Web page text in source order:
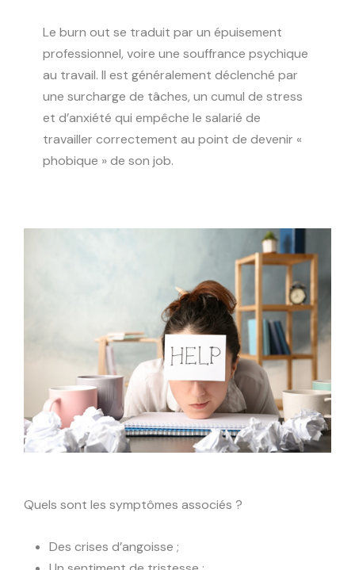
Le burn out se traduit par un épuisement
professionnel, voire une souffrance psychique
au travail. Il est généralement déclenché par
une surcharge de tâches, un cumul de stress
et d’anxiété qui empêche le salarié de
travailler correctement au point de devenir «
phobique » de son job.
Quels sont les symptômes associés ?
Des crises d’angoisse ;